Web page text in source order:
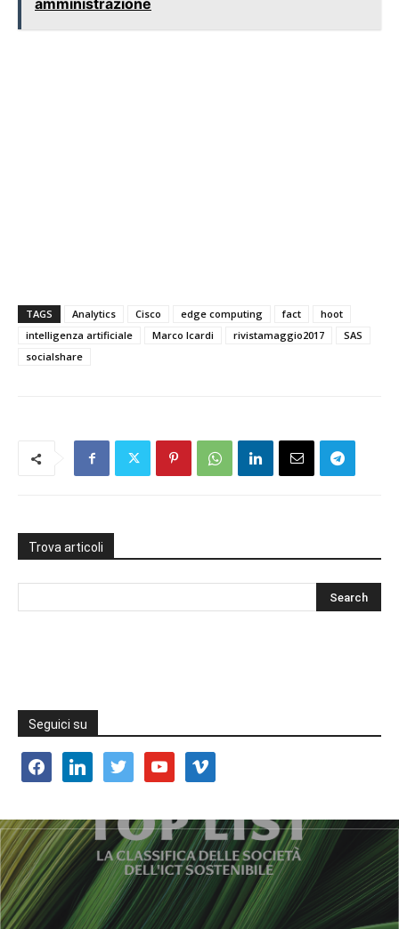
amministrazione
TAGS Analytics Cisco edge computing fact
hoot
intelligenza artificiale
Marco Icardi rivistamaggio2017
SAS
socialshare
Trova articoli
Seguici su
facebooklinkedin twitter youtube vimeo